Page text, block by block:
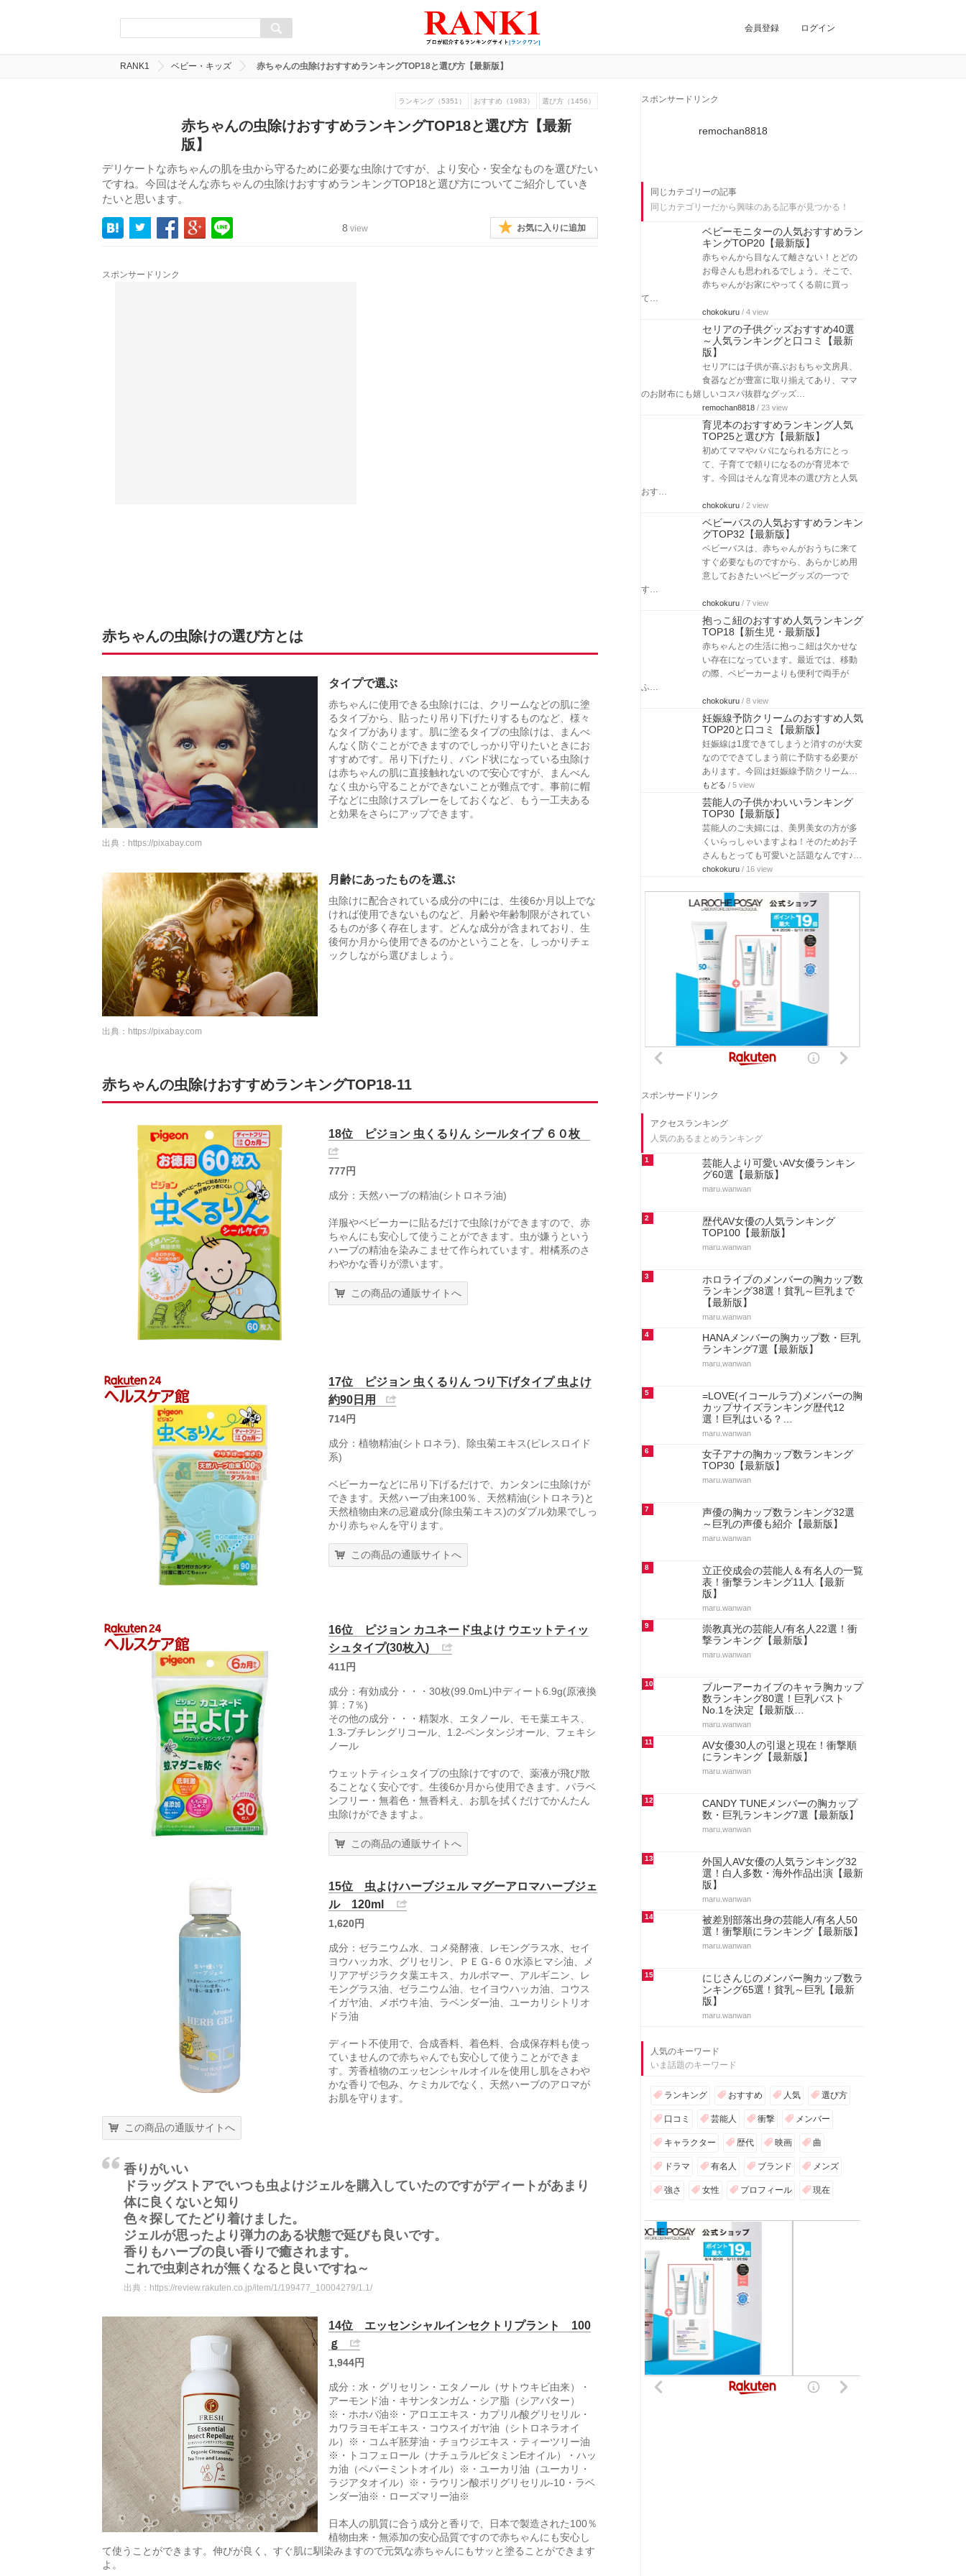
会員登録 ログイン
RANK1 ベビー・キッズ 赤ちゃんの虫除けおすすめランキングTOP18と選び方【最新版】
ランキング（5351） おすすめ（1983） 選び方（1456）
赤ちゃんの虫除けおすすめランキングTOP18と選び方【最新
版】
デリケートな赤ちゃんの肌を虫から守るために必要な虫除けですが、より安心・安全なものを選びたい
ですね。今回はそんな赤ちゃんの虫除けおすすめランキングTOP18と選び方についてご紹介していき
たいと思います。
8 view お気に入りに追加
スポンサードリンク
赤ちゃんの虫除けの選び方とは
タイプで選ぶ
赤ちゃんに使用できる虫除けには、クリームなどの肌に塗
るタイプから、貼ったり吊り下げたりするものなど、様々
なタイプがあります。肌に塗るタイプの虫除けは、まんべ
んなく防ぐことができますのでしっかり守りたいときにお
すすめです。吊り下げたり、バンド状になっている虫除け
は赤ちゃんの肌に直接触れないので安心ですが、まんべん
なく虫から守ることができないことが難点です。事前に帽
子などに虫除けスプレーをしておくなど、もう一工夫ある
と効果をさらにアップできます。
出典： https://pixabay.com
月齢にあったものを選ぶ
虫除けに配合されている成分の中には、生後6か月以上でな
ければ使用できないものなど、月齢や年齢制限がされてい
るものが多く存在します。どんな成分が含まれており、生
後何か月から使用できるのかということを、しっかりチェ
ックしながら選びましょう。
出典： https://pixabay.com
赤ちゃんの虫除けおすすめランキングTOP18-11
18位 ピジョン 虫くるりん シールタイプ ６０枚
777円
成分：天然ハーブの精油(シトロネラ油)
洋服やベビーカーに貼るだけで虫除けができますので、赤
ちゃんにも安心して使うことができます。虫が嫌うという
ハーブの精油を染みこませて作られています。柑橘系のさ
わやかな香りが漂います。
この商品の通販サイトへ
17位 ピジョン 虫くるりん つり下げタイプ 虫よけ
約90日用
714円
成分：植物精油(シトロネラ)、除虫菊エキス(ピレスロイド
系)
ベビーカーなどに吊り下げるだけで、カンタンに虫除けが
できます。天然ハーブ由来100％、天然精油(シトロネラ)と
天然植物由来の忌避成分(除虫菊エキス)のダブル効果でしっ
かり赤ちゃんを守ります。
この商品の通販サイトへ
16位 ピジョン カユネード虫よけ ウエットティッ
シュタイプ(30枚入)
411円
成分：有効成分・・・30枚(99.0mL)中ディート6.9g(原液換
算：7％)
その他の成分・・・精製水、エタノール、モモ葉エキス、
1.3-ブチレングリコール、1.2-ペンタンジオール、フェキシ
ノール
ウェットティシュタイプの虫除けですので、薬液が飛び散
ることなく安心です。生後6か月から使用できます。パラベ
ンフリー・無着色・無香料え、お肌を拭くだけでかんたん
虫除けができますよ。
この商品の通販サイトへ
15位 虫よけハーブジェル マグーアロマハーブジェ
ル 120ml
1,620円
成分：ゼラニウム水、コメ発酵液、レモングラス水、セイ
ヨウハッカ水、グリセリン、ＰＥＧ‐６０水添ヒマシ油、メ
リアアザジラクタ葉エキス、カルボマー、アルギニン、レ
モングラス油、ゼラニウム油、セイヨウハッカ油、コウス
イガヤ油、メボウキ油、ラベンダー油、ユーカリシトリオ
ドラ油
ディート不使用で、合成香料、着色料、合成保存料も使っ
ていませんので赤ちゃんでも安心して使うことができま
す。芳香植物のエッセンシャルオイルを使用し肌をさわや
かな香りで包み、ケミカルでなく、天然ハーブのアロマが
お肌を守ります。
この商品の通販サイトへ
香りがいい
ドラッグストアでいつも虫よけジェルを購入していたのですがディートがあまり
体に良くないと知り
色々探してたどり着けました。
ジェルが思ったより弾力のある状態で延びも良いです。
香りもハーブの良い香りで癒されます。
これで虫刺されが無くなると良いですね～
出典： https://review.rakuten.co.jp/item/1/199477_10004279/1.1/
14位 エッセンシャルインセクトリプラント 100
ｇ
1,944円
成分：水・グリセリン・エタノール（サトウキビ由来）・
アーモンド油・キサンタンガム・シア脂（シアバター）
※・ホホバ油※・アロエエキス・カプリル酸グリセリル・
カワラヨモギエキス・コウスイガヤ油（シトロネラオイ
ル）※・コムギ胚芽油・チョウジエキス・ティーツリー油
※・トコフェロール（ナチュラルビタミンEオイル）・ハッ
カ油（ペパーミントオイル）※・ユーカリ油（ユーカリ・
ラジアタオイル）※・ラウリン酸ポリグリセリル-10・ラベ
ンダー油※・ローズマリー油※
日本人の肌質に合う成分と香りで、日本で製造された100％
植物由来・無添加の安心品質ですので赤ちゃんにも安心し
て使うことができます。伸びが良く、すぐ肌に馴染みますので元気な赤ちゃんにもサッと塗ることができます
よ。
スポンサードリンク
remochan8818
同じカテゴリーの記事
同じカテゴリーだから興味のある記事が見つかる！
ベビーモニターの人気おすすめラン
キングTOP20【最新版】
赤ちゃんから目なんて離さない！とどの
お母さんも思われるでしょう。そこで、
赤ちゃんがお家にやってくる前に買っ
て…
chokokuru / 4 view
セリアの子供グッズおすすめ40選
～人気ランキングと口コミ【最新
版】
セリアには子供が喜ぶおもちゃ文房具、
食器などが豊富に取り揃えてあり、ママ
のお財布にも嬉しいコスパ抜群なグッズ…
remochan8818 / 23 view
育児本のおすすめランキング人気
TOP25と選び方【最新版】
初めてママやパパになられる方にとっ
て、子育てで頼りになるのが育児本で
す。今回はそんな育児本の選び方と人気
おす…
chokokuru / 2 view
ベビーバスの人気おすすめランキン
グTOP32【最新版】
ベビーバスは、赤ちゃんがおうちに来て
すぐ必要なものですから、あらかじめ用
意しておきたいベビーグッズの一つで
す…
chokokuru / 7 view
抱っこ紐のおすすめ人気ランキング
TOP18【新生児・最新版】
赤ちゃんとの生活に抱っこ紐は欠かせな
い存在になっています。最近では、移動
の際、ベビーカーよりも便利で両手が
ふ…
chokokuru / 8 view
妊娠線予防クリームのおすすめ人気
TOP20と口コミ【最新版】
妊娠線は1度できてしまうと消すのが大変
なのでできてしまう前に予防する必要が
あります。今回は妊娠線予防クリーム…
もどる / 5 view
芸能人の子供かわいいランキング
TOP30【最新版】
芸能人のご夫婦には、美男美女の方が多
くいらっしゃいますよね！そのためお子
さんもとっても可愛いと話題なんです♪…
chokokuru / 16 view
スポンサードリンク
アクセスランキング
人気のあるまとめランキング
1
芸能人より可愛いAV女優ランキン
グ60選【最新版】
maru.wanwan
2
歴代AV女優の人気ランキング
TOP100【最新版】
maru.wanwan
3
ホロライブのメンバーの胸カップ数
ランキング38選！貧乳～巨乳まで
【最新版】
maru.wanwan
4
HANAメンバーの胸カップ数・巨乳
ランキング7選【最新版】
maru.wanwan
5
=LOVE(イコールラブ)メンバーの胸
カップサイズランキング歴代12
選！巨乳はいる？…
maru.wanwan
6
女子アナの胸カップ数ランキング
TOP30【最新版】
maru.wanwan
7
声優の胸カップ数ランキング32選
～巨乳の声優も紹介【最新版】
maru.wanwan
8
立正佼成会の芸能人＆有名人の一覧
表！衝撃ランキング11人【最新
版】
maru.wanwan
9
崇教真光の芸能人/有名人22選！衝
撃ランキング【最新版】
maru.wanwan
10
ブルーアーカイブのキャラ胸カップ
数ランキング80選！巨乳バスト
No.1を決定【最新版…
maru.wanwan
11
AV女優30人の引退と現在！衝撃順
にランキング【最新版】
maru.wanwan
12
CANDY TUNEメンバーの胸カップ
数・巨乳ランキング7選【最新版】
maru.wanwan
13
外国人AV女優の人気ランキング32
選！白人多数・海外作品出演【最新
版】
maru.wanwan
14
被差別部落出身の芸能人/有名人50
選！衝撃順にランキング【最新版】
maru.wanwan
15
にじさんじのメンバー胸カップ数ラ
ンキング65選！貧乳～巨乳【最新
版】
maru.wanwan
人気のキーワード
いま話題のキーワード
ランキング おすすめ 人気 選び方
口コミ 芸能人 衝撃 メンバー
キャラクター 歴代 映画 曲
ドラマ 有名人 ブランド メンズ
強さ 女性 プロフィール 現在